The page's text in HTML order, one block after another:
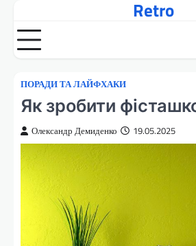
вмісту
Retro
ПОРАДИ ТА ЛАЙФХАКИ
Як зробити
Олександр Демиденко 19.05.2025